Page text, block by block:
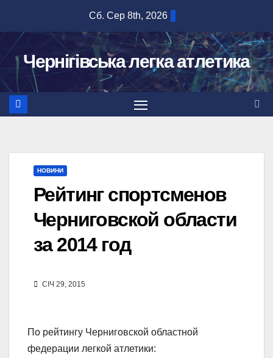
вмісту
Сб. Сер 8th, 2026
Чернігівська легка атлетика
НОВИНИ
Рейтинг спортсменов
Черниговской области
за 2014 год
СІЧ 29, 2015
По рейтингу Черниговской областной
федерации легкой атлетики: